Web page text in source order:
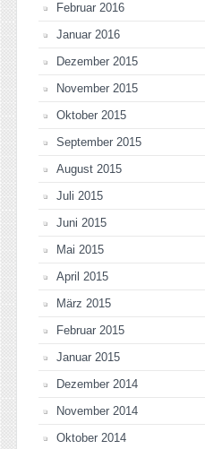
Februar 2016
Januar 2016
Dezember 2015
November 2015
Oktober 2015
September 2015
August 2015
Juli 2015
Juni 2015
Mai 2015
April 2015
März 2015
Februar 2015
Januar 2015
Dezember 2014
November 2014
Oktober 2014